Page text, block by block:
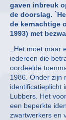
gaven inbreuk
de doorslag.
de kernachtige
1993) met
,,Het moet
iedereen die
oordeelde
1986. Onder zijn
identificatieplicht
Lubbers. Het
een beperkte
zwartwerkers en